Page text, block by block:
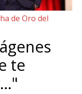
de Oro del
te